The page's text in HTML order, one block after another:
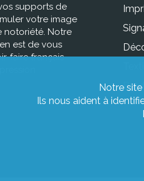
supports de
votre image
notoriété. Notre
est de vous
faire français
Notre
Ils nous aident à